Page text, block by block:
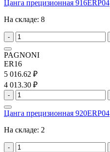
Цанга прецизионная 916ERP04
На складе: 8
-
PAGNONI
ER16
5 016.62 ₽
4 013.30 ₽
-
Цанга прецизионная 920ERP04
На складе: 2
-